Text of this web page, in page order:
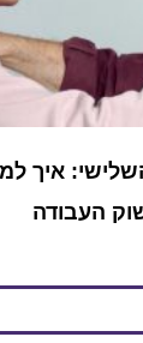
איך
העבודה